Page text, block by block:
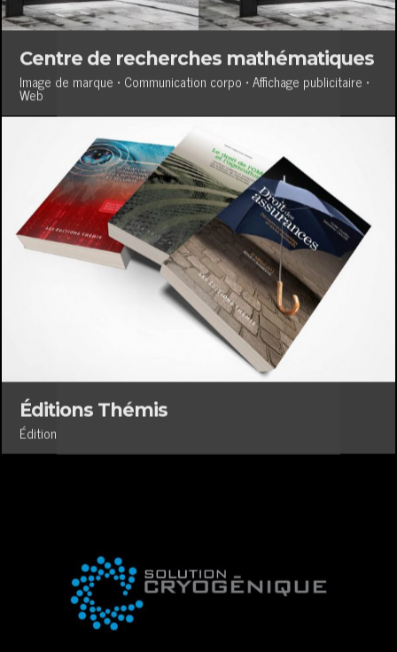
Centre de recherches mathématiques
Image de marque • Communication corpo • Affichage publicitaire •
Web
Éditions Thémis
Édition